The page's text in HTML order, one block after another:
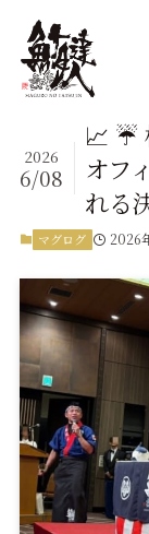
📈 ☔
オフ
れる
2026
6/08
マグログ 2026